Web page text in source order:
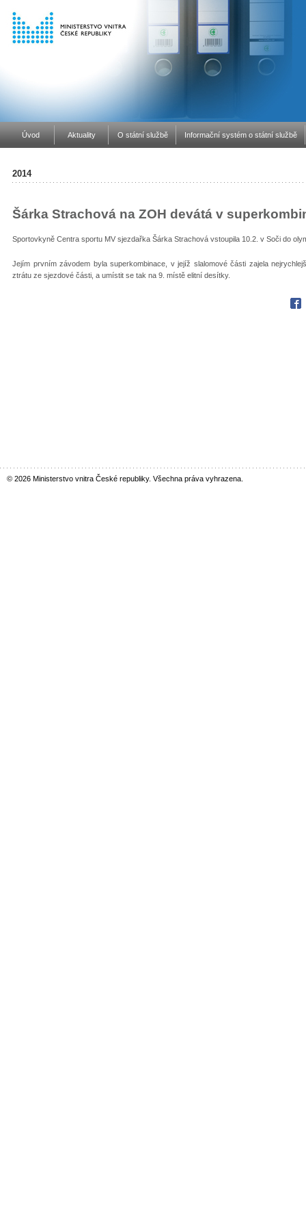
Úvod Aktuality O státní službě Informační systém o státní službě
2014
Šárka Strachová na ZOH devátá v
Sportovkyně Centra sportu MV sjezdařka Šárka Strachová vstoupila 10.2. v Soči do
Jejím prvním závodem byla superkombinace, v jejíž slalomové části zajela
ztrátu ze sjezdové části, a umístit se tak na 9. místě elitní desítky.
© 2026 Ministerstvo vnitra České republiky. Všechna práva vyhrazena.